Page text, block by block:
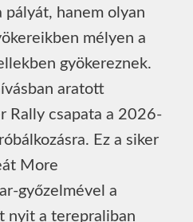
hanem olyan
mélyen a
gyökereznek.
aratott
Rally csapata a 2026-
Ez a siker
More
a
nyit a terepraliban